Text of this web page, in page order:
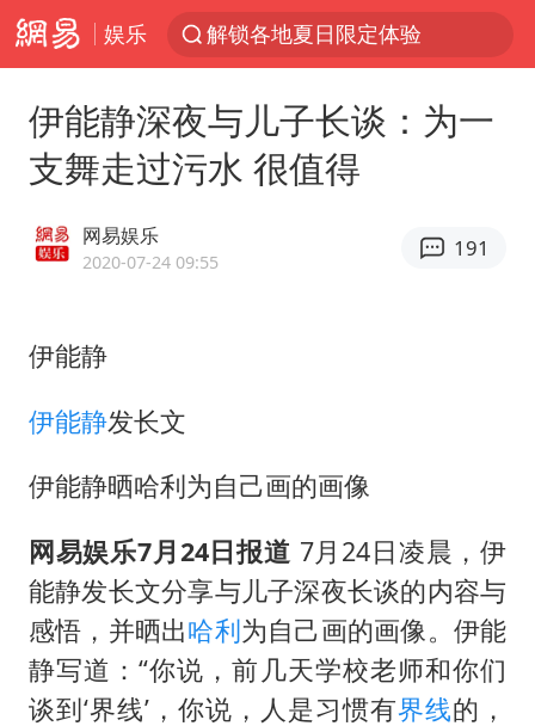
娱乐
解锁各地夏日限定体验
金饰克价一夜涨回1300元
浙江台州《告全体市民书》
香港宏福苑火灾或由烟头引起
西贝创始人贾国龙押注鲜羊赛道
“不怕六爷挂得多 就怕六爷挂一颗”
多个明星演唱会取消
伊能静深夜与儿子长谈：为一
支舞走过污水 很值得
网易娱乐
2020-07-24 09:55
191
伊能静
伊能静发长文
伊能静晒哈利为自己画的画像
网易娱乐7月24日报道 7月24日凌晨，伊
能静发长文分享与儿子深夜长谈的内容与
感悟，并晒出哈利为自己画的画像。伊能
静写道：“你说，前几天学校老师和你们
谈到‘界线’，你说，人是习惯有界线的，